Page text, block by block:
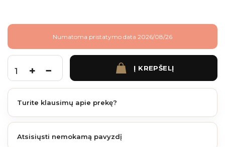
Numatoma pristatymo data 2026/08/26
produkto kiekis: Tvoralenčių sutvirtinimo vamzdelis 11x20mm - 1.75m
Į KREPŠELĮ
Turite klausimų apie prekę?
Atsisiųsti nemokamą pavyzdį